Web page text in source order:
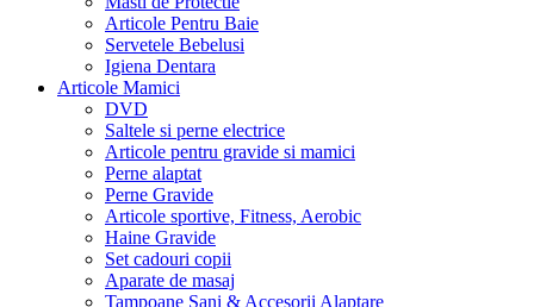
Articole Pentru Baie
Servetele Bebelusi
Igiena Dentara
Articole Mamici
DVD
Saltele si perne electrice
Articole pentru gravide si mamici
Perne alaptat
Perne Gravide
Articole sportive, Fitness, Aerobic
Haine Gravide
Set cadouri copii
Aparate de masaj
Tampoane Sani & Accesorii Alaptare